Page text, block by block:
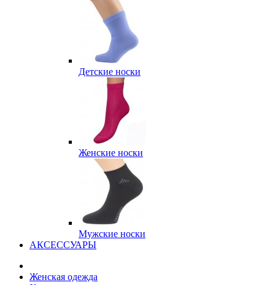
Детские носки
Женские носки
Мужские носки
АКСЕССУАРЫ
Женская одежда